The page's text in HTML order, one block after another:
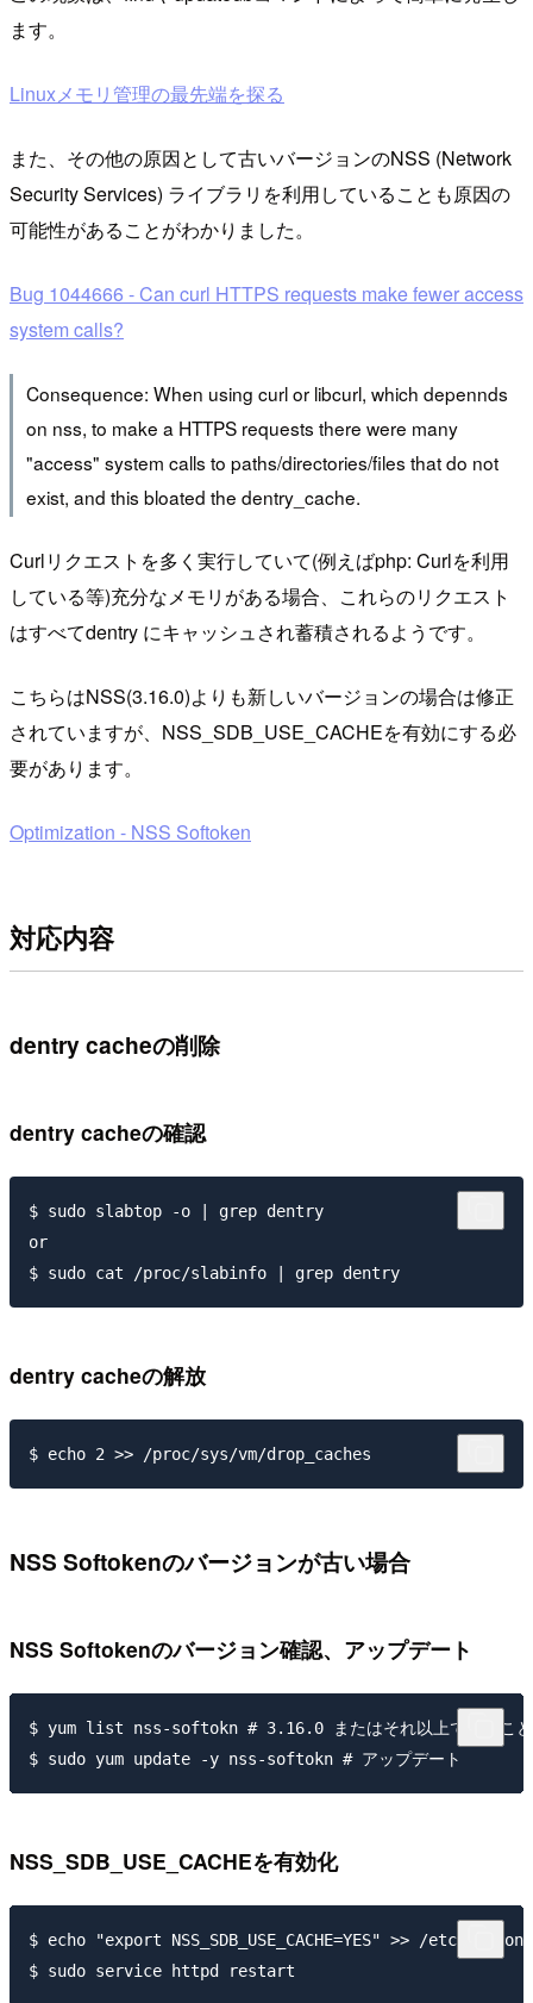
ます。
Linuxメモリ管理の最先端を探る
また、その他の原因として古いバージョンのNSS (Network
Security Services) ライブラリを利用していることも原因の
可能性があることがわかりました。
Bug 1044666 - Can curl HTTPS requests make fewer access
system calls?
Consequence: When using curl or libcurl, which depennds
on nss, to make a HTTPS requests there were many
"access" system calls to paths/directories/files that do not
exist, and this bloated the dentry_cache.
Curlリクエストを多く実行していて(例えばphp: Curlを利用
している等)充分なメモリがある場合、これらのリクエスト
はすべてdentry にキャッシュされ蓄積されるようです。
こちらはNSS(3.16.0)よりも新しいバージョンの場合は修正
されていますが、NSS_SDB_USE_CACHEを有効にする必
要があります。
Optimization - NSS Softoken
対応内容
dentry cacheの削除
dentry cacheの確認
$ sudo slabtop -o | grep dentry
or
$ sudo cat /proc/slabinfo | grep dentry
dentry cacheの解放
$ echo 2 >> /proc/sys/vm/drop_caches
NSS Softokenのバージョンが古い場合
NSS Softokenのバージョン確認、アップデート
$ yum list nss-softokn # 3.16.0 またはそれ以上であること
$ sudo yum update -y nss-softokn # アップデート
NSS_SDB_USE_CACHEを有効化
$ echo "export NSS_SDB_USE_CACHE=YES" >> /etc/
$ sudo service httpd restart